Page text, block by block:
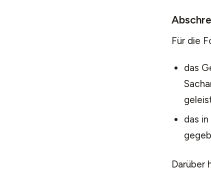
Für die
das
das
Darüber